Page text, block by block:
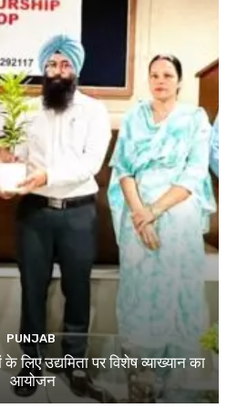
PUNJAB
उद्यमिता पर विशेष व्याख्यान का
आयोजन